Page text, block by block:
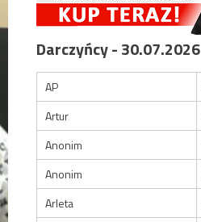
Darczyńcy - 30.07.2026
AP
Artur
Anonim
Anonim
Arleta